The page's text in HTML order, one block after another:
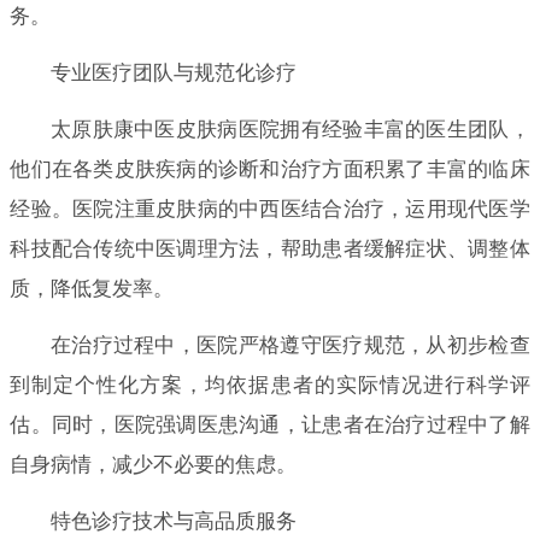
务。
专业医疗团队与规范化诊疗
太原肤康中医皮肤病医院拥有经验丰富的医生团队，
他们在各类皮肤疾病的诊断和治疗方面积累了丰富的临床
经验。医院注重皮肤病的中西医结合治疗，运用现代医学
科技配合传统中医调理方法，帮助患者缓解症状、调整体
质，降低复发率。
在治疗过程中，医院严格遵守医疗规范，从初步检查
到制定个性化方案，均依据患者的实际情况进行科学评
估。同时，医院强调医患沟通，让患者在治疗过程中了解
自身病情，减少不必要的焦虑。
特色诊疗技术与高品质服务